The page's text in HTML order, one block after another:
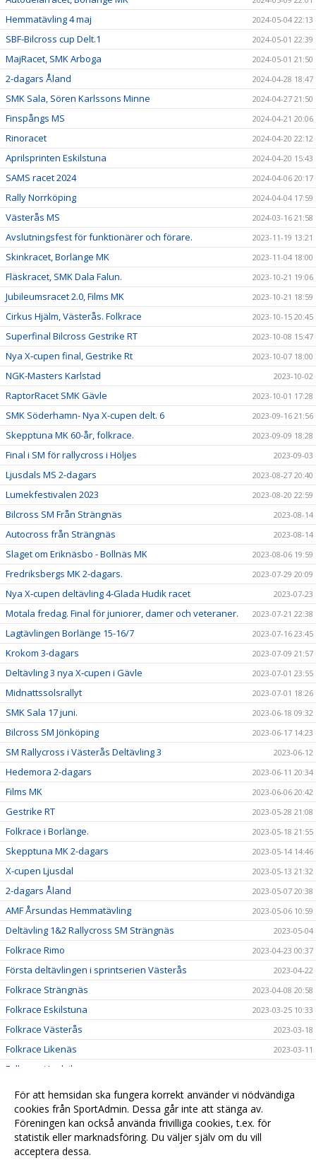
Hemmatävling 4 maj 2024-05-04 22:13
SBF-Bilcross cup Delt.1 2024-05-01 22:39
MajRacet, SMK Arboga 2024-05-01 21:50
2-dagars Åland 2024-04-28 18:47
SMK Sala, Sören Karlssons Minne 2024-04-27 21:50
Finspångs MS 2024-04-21 20:06
Rinoracet 2024-04-20 22:12
Aprilsprinten Eskilstuna 2024-04-20 15:43
SAMS racet 2024 2024-04-06 20:17
Rally Norrköping 2024-04-04 17:59
Västerås MS 2024-03-16 21:58
Avslutningsfest för funktionärer och förare. 2023-11-19 13:21
Skinkracet, Borlänge MK 2023-11-04 18:00
Fläskracet, SMK Dala Falun. 2023-10-21 19:06
Jubileumsracet 2.0, Films MK 2023-10-21 18:59
Cirkus Hjälm, Västerås. Folkrace 2023-10-15 20:45
Superfinal Bilcross Gestrike RT 2023-10-08 15:47
Nya X-cupen final, Gestrike Rt 2023-10-07 18:00
NGK-Masters Karlstad 2023-10-02
RaptorRacet SMK Gävle 2023-10-01 17:28
SMK Söderhamn- Nya X-cupen delt. 6 2023-09-16 21:56
Skepptuna MK 60-år, folkrace. 2023-09-09 18:28
Final i SM för rallycross i Höljes 2023-09-03
Ljusdals MS 2-dagars 2023-08-27 20:40
Lumekfestivalen 2023 2023-08-20 22:59
Bilcross SM Från Strängnäs 2023-08-14
Autocross från Strängnäs 2023-08-14
Slaget om Eriknäsbo - Bollnäs MK 2023-08-06 19:59
Fredriksbergs MK 2-dagars. 2023-07-29 20:09
Nya X-cupen deltävling 4-Glada Hudik racet 2023-07-23
Motala fredag. Final för juniorer, damer och veteraner. 2023-07-21 22:38
Lagtävlingen Borlänge 15-16/7 2023-07-16 23:45
Krokom 3-dagars 2023-07-09 21:57
Deltävling 3 nya X-cupen i Gävle 2023-07-01 23:55
Midnattssolsrallyt 2023-07-01 18:26
SMK Sala 17 juni. 2023-06-18 09:32
Bilcross SM Jönköping 2023-06-17 14:23
SM Rallycross i Västerås Deltävling 3 2023-06-12
Hedemora 2-dagars 2023-06-11 20:34
Films MK 2023-06-06 20:42
Gestrike RT 2023-05-28 21:08
Folkrace i Borlänge. 2023-05-18 21:55
Skepptuna MK 2-dagars 2023-05-14 14:46
X-cupen Ljusdal 2023-05-13 21:32
2-dagars Åland 2023-05-07 20:38
AMF Årsundas Hemmatävling 2023-05-06 10:59
Deltävling 1&2 Rallycross SM Strängnäs 2023-05-04
Folkrace Rimo 2023-04-23 00:37
Första deltävlingen i sprintserien Västerås 2023-04-22
Folkrace Strängnäs 2023-04-08 20:58
Folkrace Eskilstuna 2023-03-25 10:33
Folkrace Västerås 2023-03-18
Folkrace Likenäs 2023-03-11
Folkrace i Ludvika
Till alla våra medlemmar 2023-01-05 16:19
Resultat Lumekfestivalen 2022 2022-11-25 18:45
A Final Seniorer Vimmerby 2022-11-25 18:41
För att hemsidan ska fungera korrekt använder vi nödvändiga
cookies från SportAdmin. Dessa går inte att stänga av.
Föreningen kan också använda frivilliga cookies, t.ex. för
statistik eller marknadsföring. Du väljer själv om du vill
acceptera dessa.